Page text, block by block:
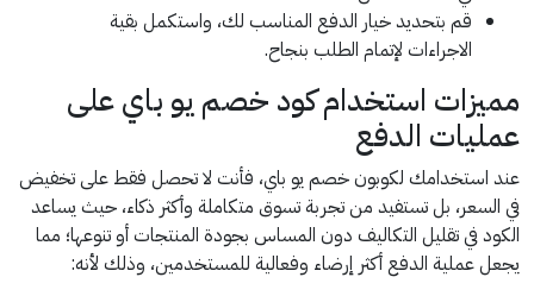
قم بتحديد خيار الدفع المناسب لك، واستكمل بقية
الاجراءات لإتمام الطلب بنجاح.
مميزات استخدام كود خصم يو باي على
عمليات الدفع
عند استخدامك لكوبون خصم يو باي، فأنت لا تحصل فقط على تخفيض
في السعر، بل تستفيد من تجربة تسوق متكاملة وأكثر ذكاء، حيث يساعد
الكود في تقليل التكاليف دون المساس بجودة المنتجات أو تنوعها؛ مما
يجعل عملية الدفع أكثر إرضاء وفعالية للمستخدمين، وذلك لأنه: